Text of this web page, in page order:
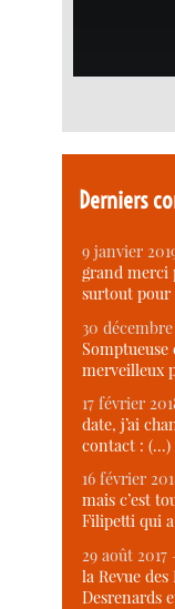
Derniers
9 janvier
grand merci
surtout
30
merveilleux
17 février
date, j’ai
contact : (…)
16 février
mais c’est
Filipetti qui
29 août
la Revue des
Desrenards